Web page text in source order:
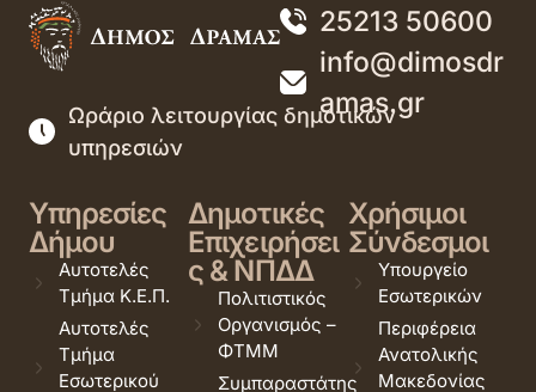
25213 50600
info@dimosdr
amas.gr
Ωράριο λειτουργίας δημοτικών
υπηρεσιών
Υπηρεσίες
Δήμου
Αυτοτελές
Τμήμα Κ.Ε.Π.
Αυτοτελές
Τμήμα
Εσωτερικού
Δημοτικές
Επιχειρήσει
ς & ΝΠΔΔ
Πολιτιστικός
Οργανισμός –
ΦΤΜΜ
Συμπαραστάτης
Χρήσιμοι
Σύνδεσμοι
Υπουργείο
Εσωτερικών
Περιφέρεια
Ανατολικής
Μακεδονίας